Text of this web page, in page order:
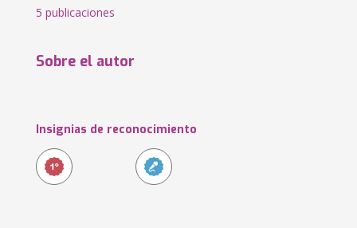
5 publicaciones
Sobre el autor
Insignias de reconocimiento